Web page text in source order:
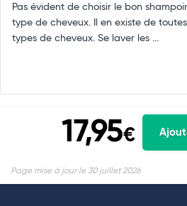
Pas évident de choisir le bon
type de cheveux. Il en existe de
types de cheveux. Se laver les ...
17,95€
Page mise à jour le 30 juillet 2026